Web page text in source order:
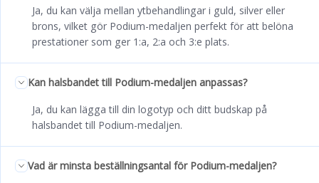
Ja, du kan välja mellan ytbehandlingar i guld, silver eller
brons, vilket gör Podium-medaljen perfekt för att belöna
prestationer som ger 1:a, 2:a och 3:e plats.
Kan halsbandet till Podium-medaljen anpassas?
Ja, du kan lägga till din logotyp och ditt budskap på
halsbandet till Podium-medaljen.
Vad är minsta beställningsantal för Podium-medaljen?